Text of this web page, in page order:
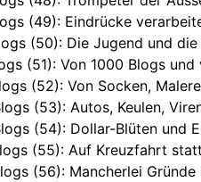
(49): Eindrücke
(50): Die Jugend und
(51): Von 1000 Blogs
(52): Von Socken,
(53): Autos, Keulen,
(54): Dollar-Blüten und
(55): Auf Kreuzfahrt
(56): Mancherlei Gründe